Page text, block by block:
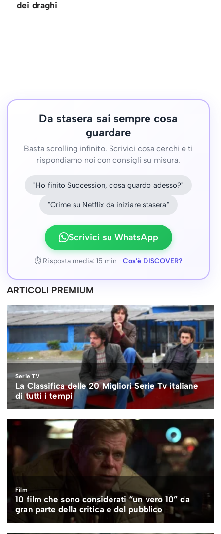
dei draghi
Da stasera sai sempre cosa
guardare
Basta scrolling infinito. Scrivici cosa cerchi e ti
rispondiamo noi con consigli su misura.
"Ho finito Succession, cosa guardo adesso?"
"Crime su Netflix da iniziare stasera"
Scrivici su WhatsApp
⏱ Risposta media: 15 min · Cos'è DISCOVER?
ARTICOLI PREMIUM